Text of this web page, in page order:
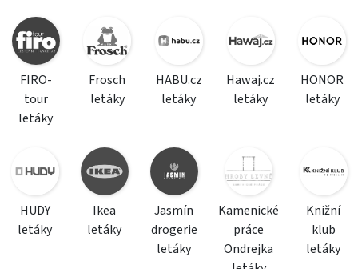
FIRO-
tour
letáky
Frosch
letáky
HABU.cz
letáky
Hawaj.cz
letáky
HONOR
letáky
HUDY
letáky
Ikea
letáky
Jasmín
drogerie
letáky
Kamenické
práce
Ondrejka
Knižní
klub
letáky